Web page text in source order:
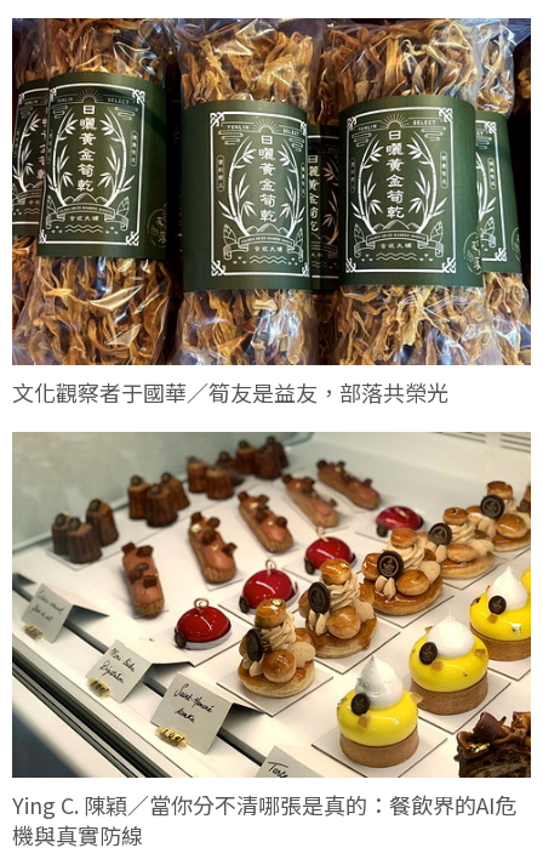
文化觀察者于國華／筍友是益友，部落共榮光
Ying C. 陳穎／當你分不清哪張是真的：餐飲界的AI危
機與真實防線